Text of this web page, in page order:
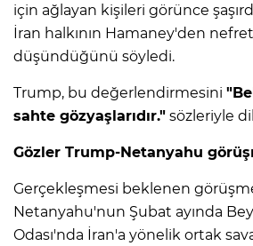
için ağlayan kişileri görünce
İran halkının Hamaney'den
düşündüğünü söyledi.
Trump, bu değerlendirmesini
sahte gözyaşlarıdır." sözleriyle
Gözler Trump-Netanyahu
Gerçekleşmesi beklenen
Netanyahu'nun Şubat ayında
Odası'nda İran'a yönelik ortak